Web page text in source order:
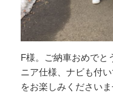
F様。ご納車おめで
ニア仕様、ナビも付
をお楽しみください